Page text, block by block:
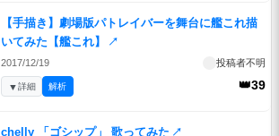
【手描き】劇場版パトレイバーを舞台に艦これ描
いてみた【艦これ】
↗
2017/12/19 投稿者不明
👑39
▼詳細 解析
chelly 「ゴシップ」 歌ってみた ↗